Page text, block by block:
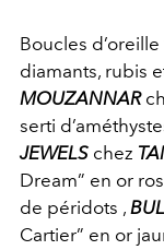
Boucles
diamants, rubis
MOUZANNAR
serti
JEWELS chez
Dream” en or
de péridots ,
Cartier” en or